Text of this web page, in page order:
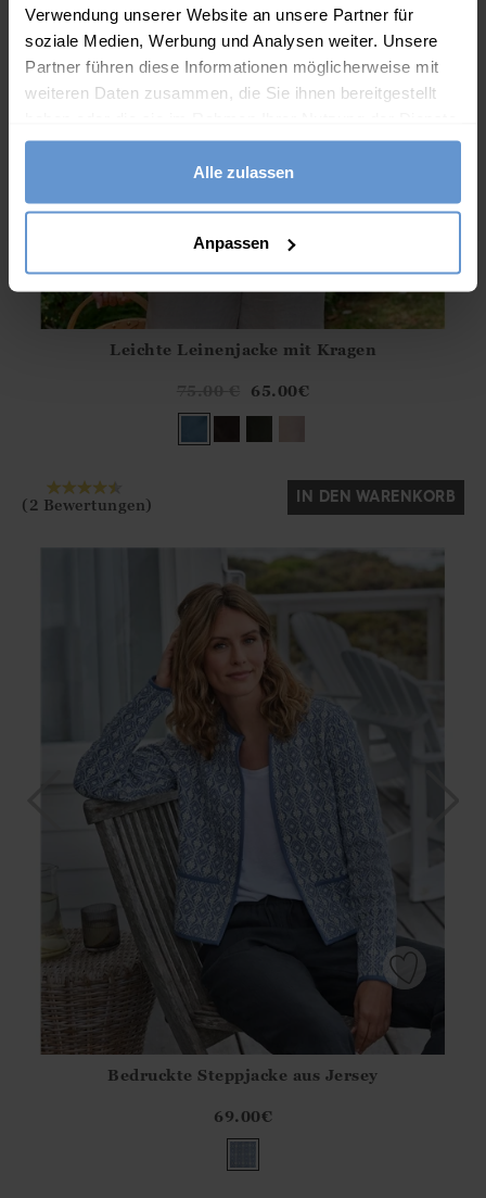
Verwendung unserer Website an unsere Partner für
soziale Medien, Werbung und Analysen weiter. Unsere
Partner führen diese Informationen möglicherweise mit
weiteren Daten zusammen, die Sie ihnen bereitgestellt
gesammelt haben.
Alle zulassen
Anpassen
?? ""
Ja Nein
Leichte Leinenjacke mit Kragen
65.00€
(2 Bewertungen) IN DEN WARENKORB
?? ""
Nein
Bedruckte Steppjacke aus Jersey
69.00€